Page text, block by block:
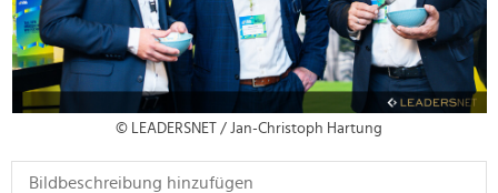
© LEADERSNET / Jan-Christoph Hartung